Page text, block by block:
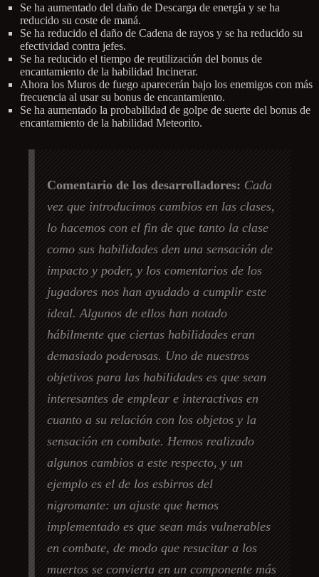
Se ha aumentado del daño de Descarga de energía y se ha
reducido su coste de maná.
Se ha reducido el daño de Cadena de rayos y se ha reducido su
efectividad contra jefes.
Se ha reducido el tiempo de reutilización del bonus de
encantamiento de la habilidad Incinerar.
Ahora los Muros de fuego aparecerán bajo los enemigos con más
frecuencia al usar su bonus de encantamiento.
Se ha aumentado la probabilidad de golpe de suerte del bonus de
encantamiento de la habilidad Meteorito.
Comentario de los desarrolladores: Cada
vez que introducimos cambios en las clases,
lo hacemos con el fin de que tanto la clase
como sus habilidades den una sensación de
impacto y poder, y los comentarios de los
jugadores nos han ayudado a cumplir este
ideal. Algunos de ellos han notado
hábilmente que ciertas habilidades eran
demasiado poderosas. Uno de nuestros
objetivos para las habilidades es que sean
interesantes de emplear e interactivas en
cuanto a su relación con los objetos y la
sensación en combate. Hemos realizado
algunos cambios a este respecto, y un
ejemplo es el de los esbirros del
nigromante: un ajuste que hemos
implementado es que sean más vulnerables
en combate, de modo que resucitar a los
muertos se convierta en un componente más